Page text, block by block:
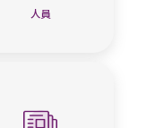
人員